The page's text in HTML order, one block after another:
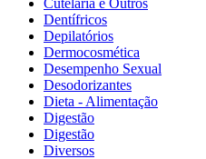
Cutelaria e Outros
Dentífricos
Depilatórios
Dermocosmética
Desempenho Sexual
Desodorizantes
Dieta - Alimentação
Digestão
Digestão
Diversos